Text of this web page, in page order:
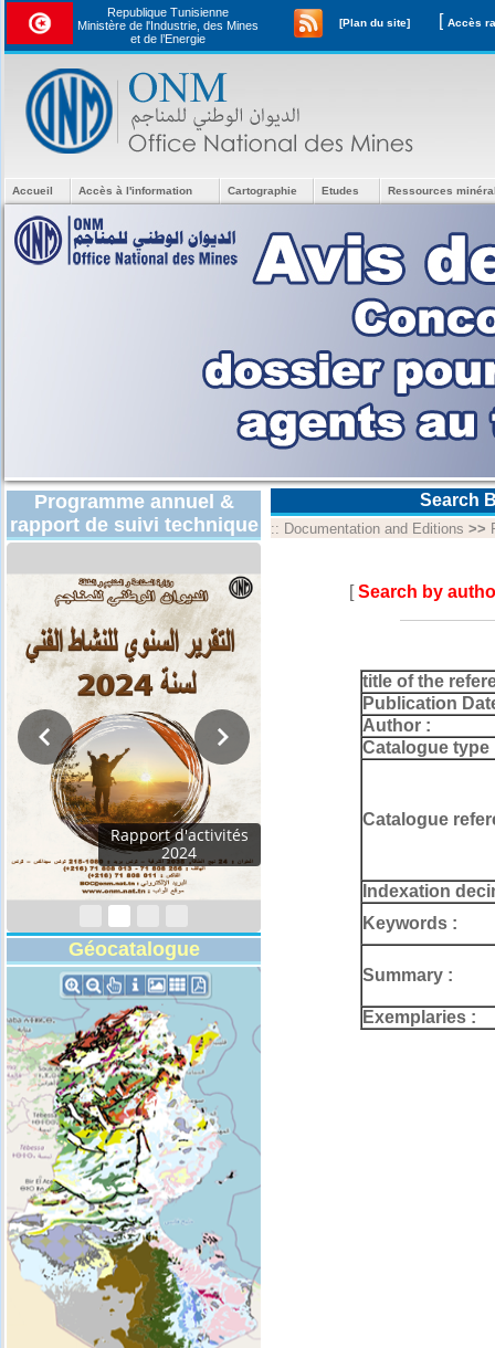
Republique Tunisienne
Ministère de l'Industrie, des Mines
et de l’Energie
[Plan du site] [
Accueil Accès à l'information Cartographie Etudes Ressources
Programme annuel &
rapport de suivi technique
Programmes
Techniques 2026
Géocatalogue
Search
:: Documentation and Editions >>
[Search by
title of the
Publication
Author :
Catalogue type
Catalogue
Indexation
Keywords :
Summary :
Exemplaries :